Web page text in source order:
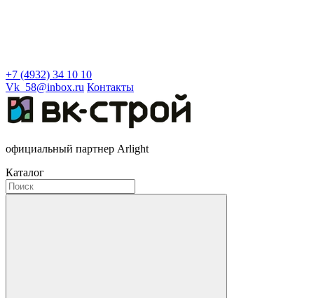
+7 (4932) 34 10 10
Vk_58@inbox.ru Контакты
официальный партнер Arlight
Каталог